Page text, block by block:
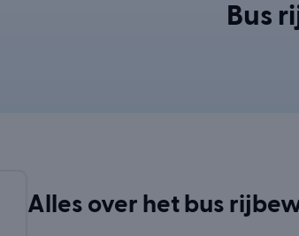
Bus
Alles over het bus